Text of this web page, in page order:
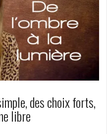
des choix forts,
libre